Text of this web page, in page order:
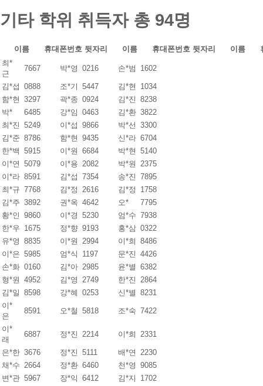
기타 학위 취득자 총 94명
이름 휴대폰번호 뒷자리 이름 휴대폰번호 뒷자리 이름
최*
근
7667 박*영 0216 손*범 1602
김*섭 0888 조*기 5447 김*현
1034
함*현 3297 곽*종 0924 김*진 8238
박*
6485 강*임 0463 김*환 3822
최*진 5249 이*섭 9866 박*선 3300
김*준 8786 함*현 9435 신*라 6704
한*백 5915 이*원 6684 박*현 5140
이*연 5079 이*용 2082 박*원 2375
이*라 8591 김*섭 7354 송*진 7895
최*규 7768 김*정 2616 김*정
1758
김*주 3892 권*옥 4642 오*
7795
황*인 9860 이*경 5230 엄*수 7938
한*우 1675 정*향 9193 홍*삼 0322
유*영 8835 이*원 2994 이*희 8486
이*은 5985 엄*식 1197 문*진 4426
손*화 0160 김*아 2985 윤*별 6382
형*원 4952 김*영 2749 한*진 2864
김*일 8598 강*혜 0253 신*별 8231
이*
은
8591 오*철 5818 조*숙 7422
이*
래
6887 정*진 2214 이*희 2331
은*한 3676 정*진 5111 배*연 2230
채*수 2664 정*환 6460 천*영 9085
변*관 5967 장*익 6412 김*지
1702